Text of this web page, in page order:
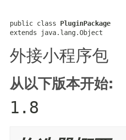
public class PluginPackage
extends java.lang.Object
外接小程序包
从以下版本开始:
1.8